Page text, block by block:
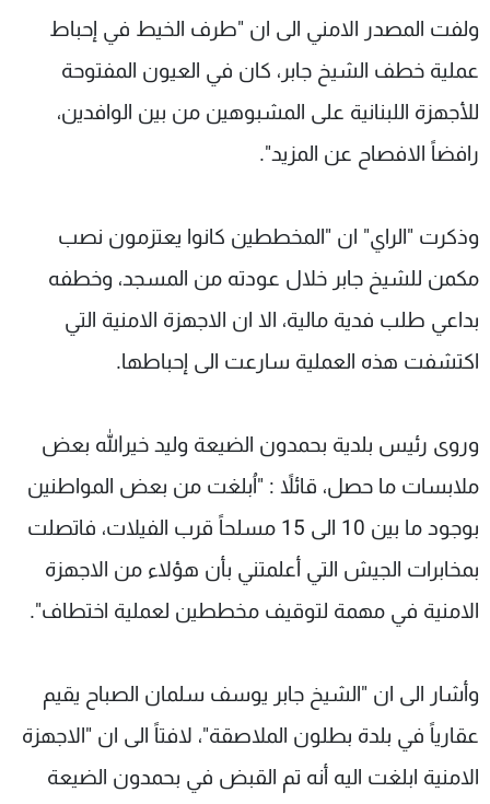
ولفت المصدر الامني الى ان "طرف الخيط في إحباط
عملية خطف الشيخ جابر، كان في العيون المفتوحة
للأجهزة اللبنانية على المشبوهين من بين الوافدين،
رافضاً الافصاح عن المزيد".
وذكرت "الراي" ان "المخططين كانوا يعتزمون نصب
مكمن للشيخ جابر خلال عودته من المسجد، وخطفه
بداعي طلب فدية مالية، الا ان الاجهزة الامنية التي
اكتشفت هذه العملية سارعت الى إحباطها.
وروى رئيس بلدية بحمدون الضيعة وليد خيرالله بعض
ملابسات ما حصل، قائلاً : "اُبلغت من بعض المواطنين
بوجود ما بين 10 الى 15 مسلحاً قرب الفيلات، فاتصلت
بمخابرات الجيش التي أعلمتني بأن هؤلاء من الاجهزة
الامنية في مهمة لتوقيف مخططين لعملية اختطاف".
وأشار الى ان "الشيخ جابر يوسف سلمان الصباح يقيم
عقارياً في بلدة بطلون الملاصقة"، لافتاً الى ان "الاجهزة
الامنية ابلغت اليه أنه تم القبض في بحمدون الضيعة